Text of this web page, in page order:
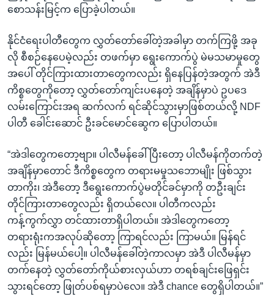
စောသန်းမြင့်က ပြောခဲ့ပါတယ်။
နိုင်ငံရေးပါတီတွေက လွှတ်တော်ခေါ်တဲ့အခါမှာ တက်ကြဖို့ အခု
လို စီစဉ်နေပေမဲ့လည်း တဖက်မှာ ရွေးကောက်ပွဲ မဲမသမာမှုတွေ
အပေါ် တိုင်ကြားထားတာတွေကလည်း ရှိနေပြန်တဲ့အတွက် အဲဒီ
ကိစ္စတွေကိုတော့ လွှတ်တော်ကျင်းပနေတဲ့ အချိန်မှာပဲ ဥပဒေ
လမ်းကြောင်းအရ ဆက်လက် ရင်ဆိုင်သွားမှာဖြစ်တယ်လို့ NDF
ပါတီ ခေါင်းဆောင် ဦးခင်မောင်ဆွေက ပြောပါတယ်။
“အဲဒါတွေကတော့ဗျာ။ ပါလီမန်ခေါ်ပြီးတော့ ပါလီမန်ကိုတက်တဲ့
အချိန်မှာတောင် ဒီကိစ္စတွေက တရားမမှုသဘောမျိုး ဖြစ်သွား
တာကိုး၊ အဲဒီတော့ ဒီရွေးကောက်ပွဲမတိုင်ခင်မှာကို တဦးချင်း
တိုင်ကြားတာတွေလည်း ရှိတယ်လေ။ ပါတီကလည်း
ကန့်ကွက်လွှာ တင်ထားတာရှိပါတယ်။ အဲဒါတွေကတော့
တရားရုံးကအလုပ်ဆိုတော့ ကြာရင်လည်း ကြာမယ်။ မြန်ရင်
လည်း မြန်မယ်ပေါ့။ ပါလီမန်ခေါ်တဲ့ကာလမှာ အဲဒီ ပါလီမန်မှာ
တက်နေတဲ့ လွှတ်တော်ကိုယ်စားလှယ်ဟာ တရစ်ချင်းဖြေရှင်း
သွားရင်တော့ ဖြုတ်ပစ်ရမှာပဲလေ။ အဲဒီ chance တွေရှိပါတယ်။”